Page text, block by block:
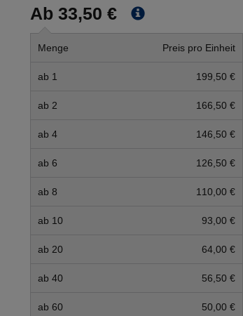
Ab 33,50 €
Menge Preis pro Einheit
ab 1 199,50 €
ab 2 166,50 €
ab 4 146,50 €
ab 6 126,50 €
ab 8 110,00 €
ab 10 93,00 €
ab 20 64,00 €
ab 40 56,50 €
ab 60 50,00 €